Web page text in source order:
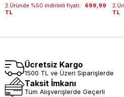
2.Üründe %50 indirimli fiyatı:
699,99
TL
TL
Ücretsiz Kargo
1500 TL ve Üzeri Siparişlerde
Taksit İmkanı
Tüm Alışverişlerde Geçerli